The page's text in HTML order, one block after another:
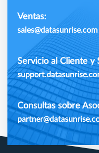
Ventas:
sales@datasunrise.com
Servicio al Cliente y
Consultas sobre